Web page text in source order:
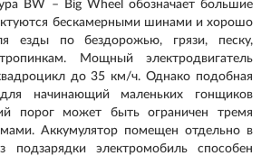
BW – Big Wheel обозначает большие
бескамерными шинами и хорошо
езды по бездорожью, грязи, песку,
Мощный электродвигатель
до 35 км/ч. Однако подобная
начинающий маленьких гонщиков
порог может быть ограничен тремя
Аккумулятор помещен отдельно в
подзарядки электромобиль способен